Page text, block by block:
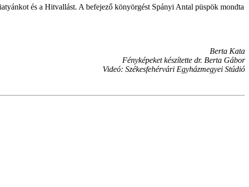
és a Hitvallást. A befejező könyörgést Spányi Antal püspök mondta
Berta Kata
Fényképeket készítette dr. Berta Gábor
Videó: Székesfehérvári Egyházmegyei Stúdió